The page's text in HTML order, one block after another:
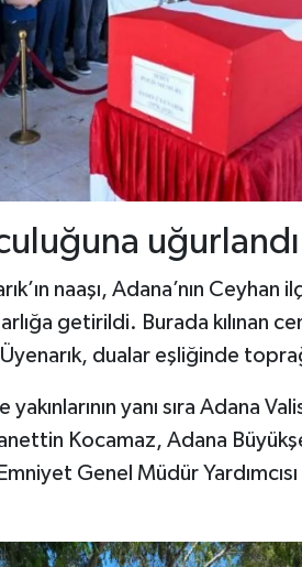
uğurlandı
naaşı, Adana’nın Ceyhan
getirildi. Burada kılınan
dualar eşliğinde
yanı sıra Adana
Kocamaz, Adana
Genel Müdür